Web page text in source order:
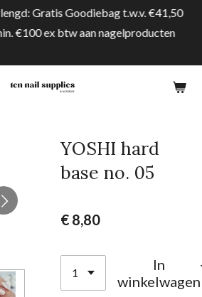
Gratis Goodiebag t.w.v. €41,50
€100 ex btw aan nagelproducten
YOSHI hard
base no. 05
€ 8,80
In
winkelwagen